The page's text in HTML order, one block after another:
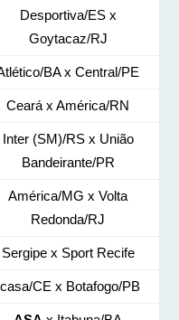
Desportiva/ES x
Goytacaz/RJ
BA x Central/PE
Ceará x América/RN
Inter (SM)/RS x União
Bandeirante/PR
América/MG x Volta
Redonda/RJ
Sergipe x Sport Recife
CE x Botafogo/PB